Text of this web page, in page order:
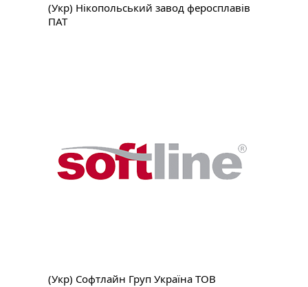
(Укр) Нікопольський завод феросплавів
ПАТ
(Укр) Софтлайн Груп Україна ТОВ